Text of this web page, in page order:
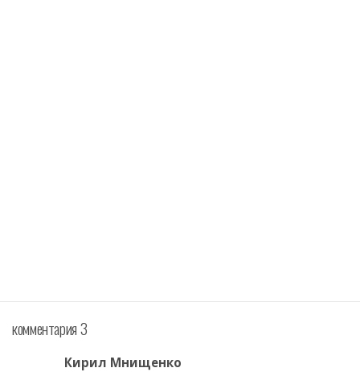
комментария 3
Кирил Мнищенко